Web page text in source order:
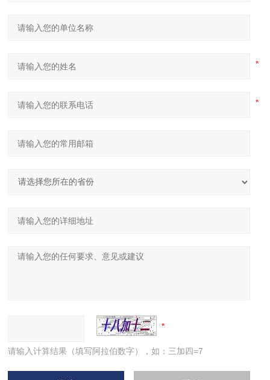
请输入计算结果（填写阿拉伯数字），如：三加四=7